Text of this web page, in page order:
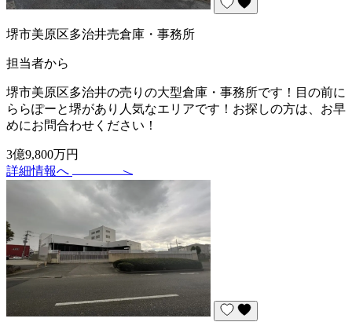
堺市美原区多治井売倉庫・事務所
担当者から
堺市美原区多治井の売りの大型倉庫・事務所です！目の前に
ららぽーと堺があり人気なエリアです！お探しの方は、お早
めにお問合わせください！
3億9,800万円
詳細情報へ